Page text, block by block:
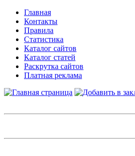
Главная
Контакты
Правила
Статистика
Каталог сайтов
Каталог статей
Раскрутка сайтов
Платная реклама